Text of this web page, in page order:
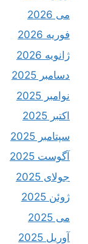
می 2026
فوریه 2026
ژانویه 2026
دسامبر 2025
نوامبر 2025
اکتبر 2025
سپتامبر 2025
آگوست 2025
جولای 2025
ژوئن 2025
می 2025
آوریل 2025